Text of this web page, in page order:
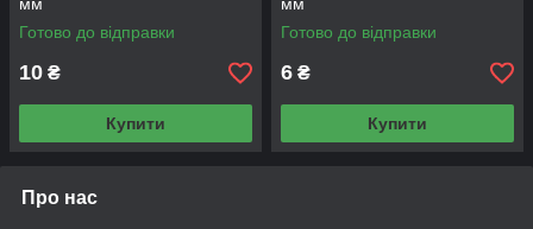
Готово до відправки
10 ₴
Купити
Готово до відправки
6 ₴
Купити
Про нас